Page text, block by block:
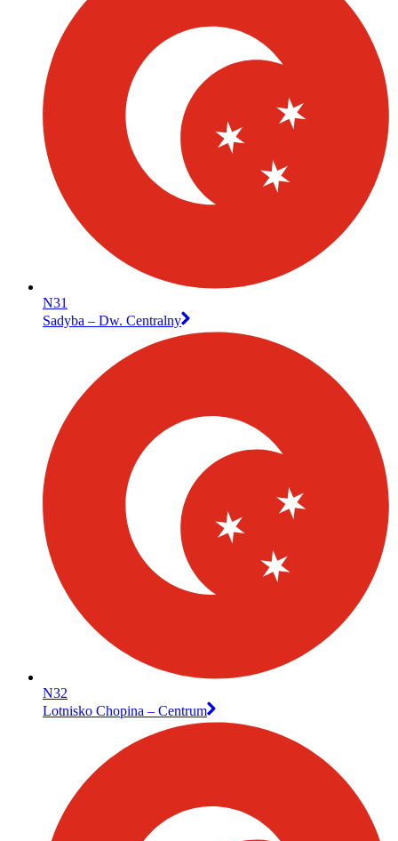
N31
Sadyba – Dw. Centralny
N32
Lotnisko Chopina – Centrum